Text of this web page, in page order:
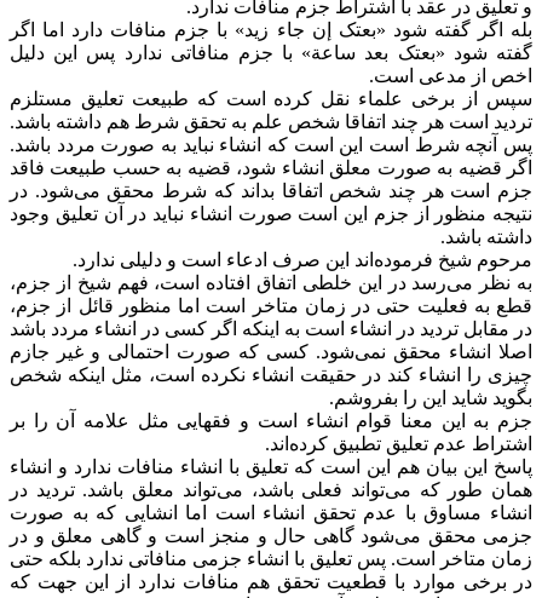
و تعلیق در عقد با اشتراط جزم منافات ندارد.
بله اگر گفته شود «بعتک إن جاء زید» با جزم منافات دارد اما اگر
گفته شود «بعتک بعد ساعة» با جزم منافاتی ندارد پس این دلیل
اخص از مدعی است.
سپس از برخی علماء نقل کرده است که طبیعت تعلیق مستلزم
تردید است هر چند اتفاقا شخص علم به تحقق شرط هم داشته باشد.
پس آنچه شرط است این است که انشاء نباید به صورت مردد باشد.
اگر قضیه به صورت معلق انشاء شود، قضیه به حسب طبیعت فاقد
جزم است هر چند شخص اتفاقا بداند که شرط محقق می‌شود. در
نتیجه منظور از جزم این است صورت انشاء نباید در آن تعلیق وجود
داشته باشد.
مرحوم شیخ فرموده‌اند این صرف ادعاء است و دلیلی ندارد.
به نظر می‌رسد در این خلطی اتفاق افتاده است، فهم شیخ از جزم،
قطع به فعلیت حتی در زمان متاخر است اما منظور قائل از جزم،
در مقابل تردید در انشاء است به اینکه اگر کسی در انشاء مردد باشد
اصلا انشاء محقق نمی‌شود. کسی که صورت احتمالی و غیر جازم
چیزی را انشاء کند در حقیقت انشاء نکرده است، مثل اینکه شخص
بگوید شاید این را بفروشم.
جزم به این معنا قوام انشاء است و فقهایی مثل علامه آن را بر
اشتراط عدم تعلیق تطبیق کرده‌اند.
پاسخ این بیان هم این است که تعلیق با انشاء منافات ندارد و انشاء
همان طور که می‌تواند فعلی باشد، می‌تواند معلق باشد. تردید در
انشاء مساوق با عدم تحقق انشاء است اما انشایی که به صورت
جزمی محقق می‌شود گاهی حال و منجز است و گاهی معلق و در
زمان متاخر است. پس تعلیق با انشاء جزمی منافاتی ندارد بلکه حتی
در برخی موارد با قطعیت تحقق هم منافات ندارد از این جهت که